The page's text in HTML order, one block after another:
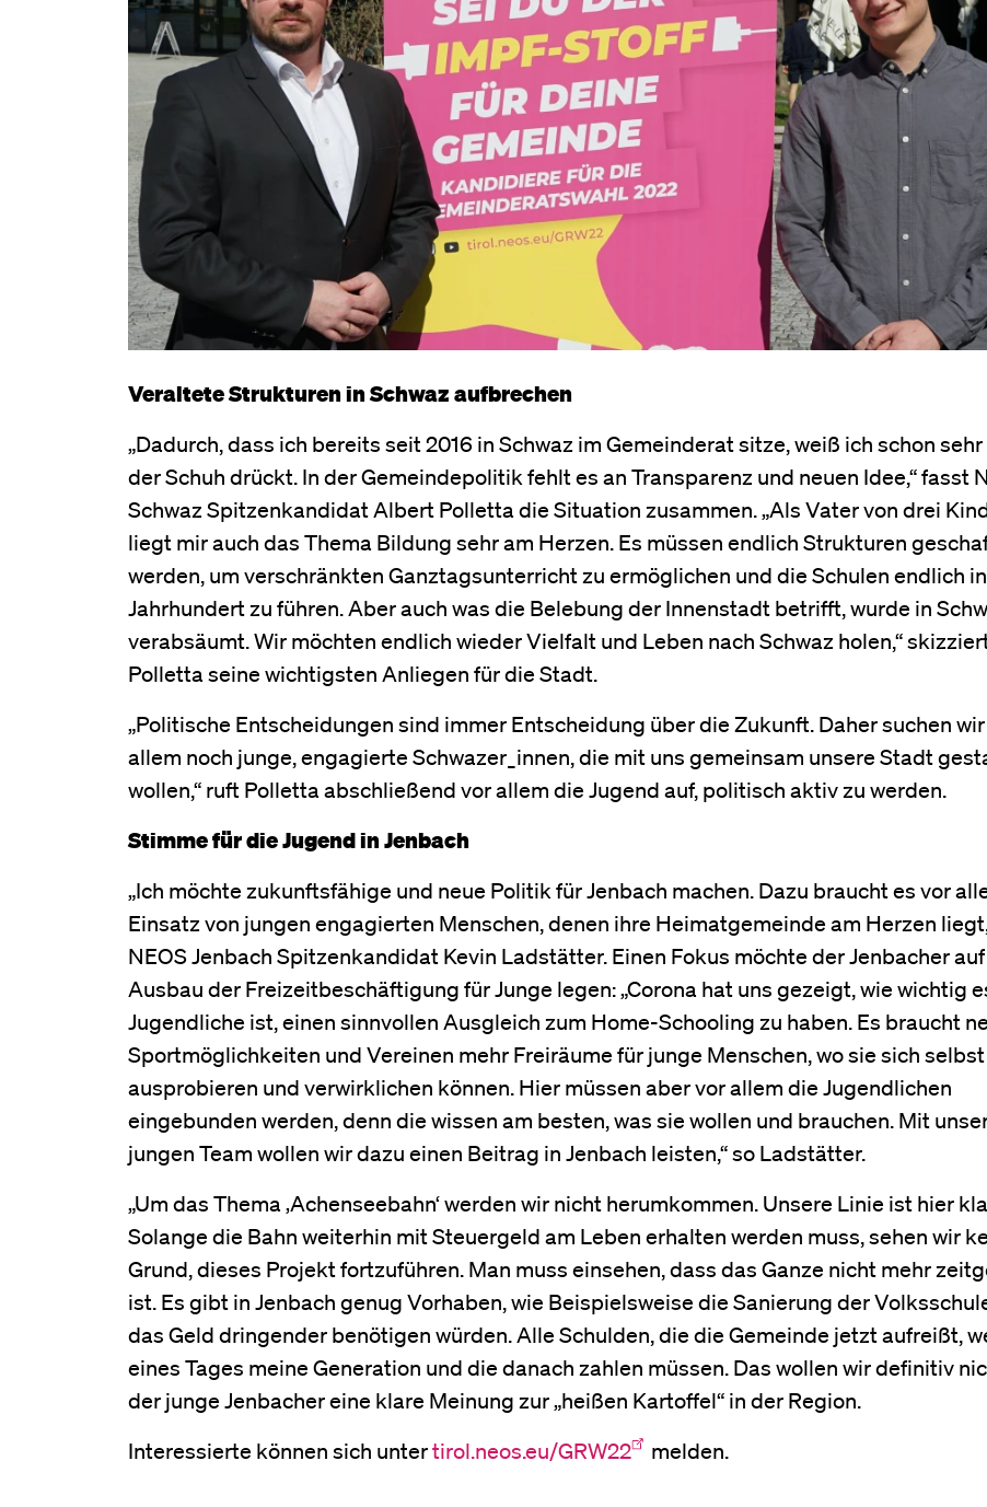
Veraltete Strukturen in Schwaz aufbrechen
„Dadurch, dass ich bereits seit 2016 in Schwaz im Gemeinderat sitze, weiß ich schon
der Schuh drückt. In der Gemeindepolitik fehlt es an Transparenz und neuen Idee,“ fasst
Schwaz Spitzenkandidat Albert Polletta die Situation zusammen. „Als Vater von drei
liegt mir auch das Thema Bildung sehr am Herzen. Es müssen endlich Strukturen
werden, um verschränkten Ganztagsunterricht zu ermöglichen und die Schulen endlich
Jahrhundert zu führen. Aber auch was die Belebung der Innenstadt betrifft, wurde in
verabsäumt. Wir möchten endlich wieder Vielfalt und Leben nach Schwaz holen,“
Polletta seine wichtigsten Anliegen für die Stadt.
„Politische Entscheidungen sind immer Entscheidung über die Zukunft. Daher suchen
allem noch junge, engagierte Schwazer_innen, die mit uns gemeinsam unsere Stadt
wollen,“ ruft Polletta abschließend vor allem die Jugend auf, politisch aktiv zu werden.
Stimme für die Jugend in Jenbach
„Ich möchte zukunftsfähige und neue Politik für Jenbach machen. Dazu braucht es vor
Einsatz von jungen engagierten Menschen, denen ihre Heimatgemeinde am Herzen
NEOS Jenbach Spitzenkandidat Kevin Ladstätter. Einen Fokus möchte der Jenbacher
Ausbau der Freizeitbeschäftigung für Junge legen: „Corona hat uns gezeigt, wie wichtig
Jugendliche ist, einen sinnvollen Ausgleich zum Home-Schooling zu haben. Es braucht
Sportmöglichkeiten und Vereinen mehr Freiräume für junge Menschen, wo sie sich selbst
ausprobieren und verwirklichen können. Hier müssen aber vor allem die Jugendlichen
eingebunden werden, denn die wissen am besten, was sie wollen und brauchen. Mit
jungen Team wollen wir dazu einen Beitrag in Jenbach leisten,“ so Ladstätter.
„Um das Thema ‚Achenseebahn‘ werden wir nicht herumkommen. Unsere Linie ist hier
Solange die Bahn weiterhin mit Steuergeld am Leben erhalten werden muss, sehen wir
Grund, dieses Projekt fortzuführen. Man muss einsehen, dass das Ganze nicht mehr
ist. Es gibt in Jenbach genug Vorhaben, wie Beispielsweise die Sanierung der
das Geld dringender benötigen würden. Alle Schulden, die die Gemeinde jetzt aufreißt,
eines Tages meine Generation und die danach zahlen müssen. Das wollen wir definitiv
der junge Jenbacher eine klare Meinung zur „heißen Kartoffel“ in der Region.
Interessierte können sich untertirol.neos.eu/GRW22 melden.